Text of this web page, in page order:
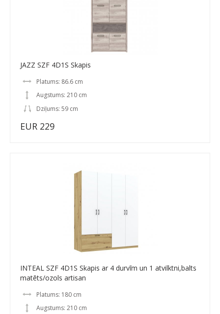
JAZZ SZF 4D1S Skapis
Platums: 86.6 cm
Augstums: 210 cm
Dziļums: 59 cm
EUR 229
INTEAL SZF 4D1S Skapis ar 4 durvīm un 1 atvilktni,balts
matēts/ozols artisan
Platums: 180 cm
Augstums: 210 cm